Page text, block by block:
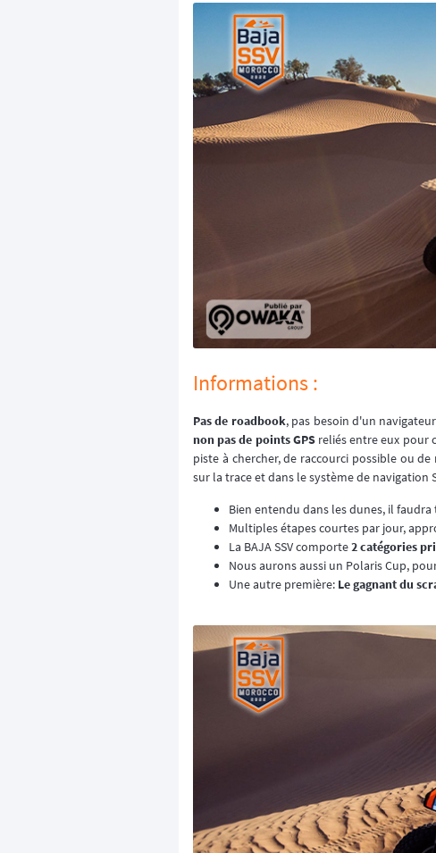
Informations :
Pas de roadbook, pas besoin d'un
non pas de points GPSreliés entre eux pour
piste à chercher, de raccourci possible ou
sur la trace et dans le système de navigation
Bien entendu dans les dunes, il
Multiples étapes courtes par jour,
La BAJA SSV comporte2 catégories
Nous aurons aussi un Polaris Cup,
Une autre première: Le gagnant du